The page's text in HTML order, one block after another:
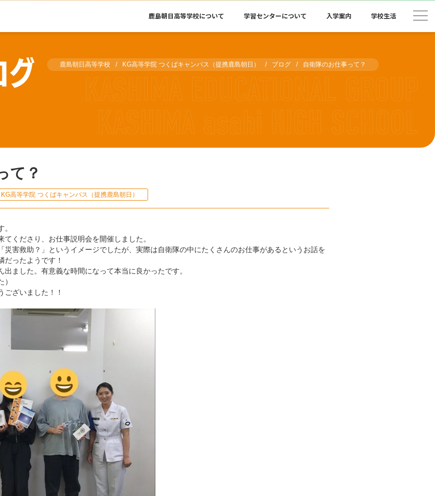
鹿島朝日高等学校について 学習センターについて 入学案内 学校生活
グ 鹿島朝日高等学校 KG高等学院 つくばキャンパス（提携鹿島朝日） ブログ 自衛隊のお仕事って？
て？
KG高等学院 つくばキャンパス（提携鹿島朝日）
くださり、お仕事説明会を開催しました。
災害救助？」というイメージでしたが、実際は自衛隊の中にたくさんのお仕事があるというお話を
だったようです！
ました。有意義な時間になって本当に良かったです。
ございました！！